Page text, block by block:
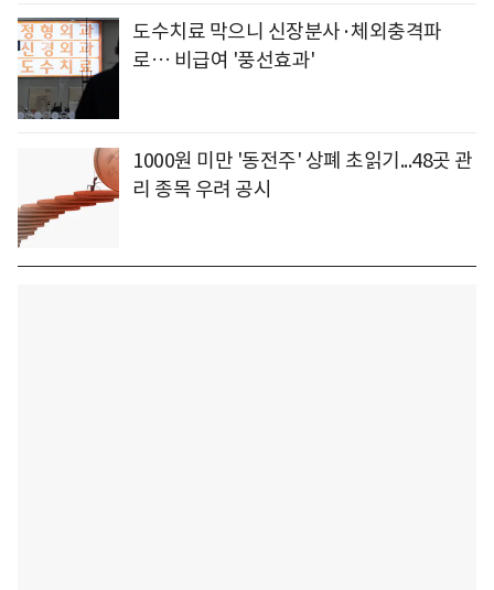
도수치료 막으니 신장분사·체외충격파
로… 비급여 '풍선효과'
1000원 미만 '동전주' 상폐 초읽기...48곳 관
리 종목 우려 공시